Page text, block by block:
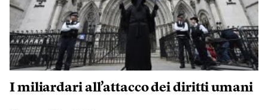
I miliardari all’attacco dei diritti umani